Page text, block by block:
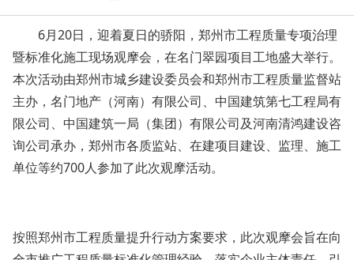
6月20日，迎着夏日的骄阳，郑州市工程质量专项治理
暨标准化施工现场观摩会，在名门翠园项目工地盛大举行。
本次活动由郑州市城乡建设委员会和郑州市工程质量监督站
主办，名门地产（河南）有限公司、中国建筑第七工程局有
限公司、中国建筑一局（集团）有限公司及河南清鸿建设咨
询公司承办，郑州市各质监站、在建项目建设、监理、施工
单位等约700人参加了此次观摩活动。
按照郑州市工程质量提升行动方案要求，此次观摩会旨在向